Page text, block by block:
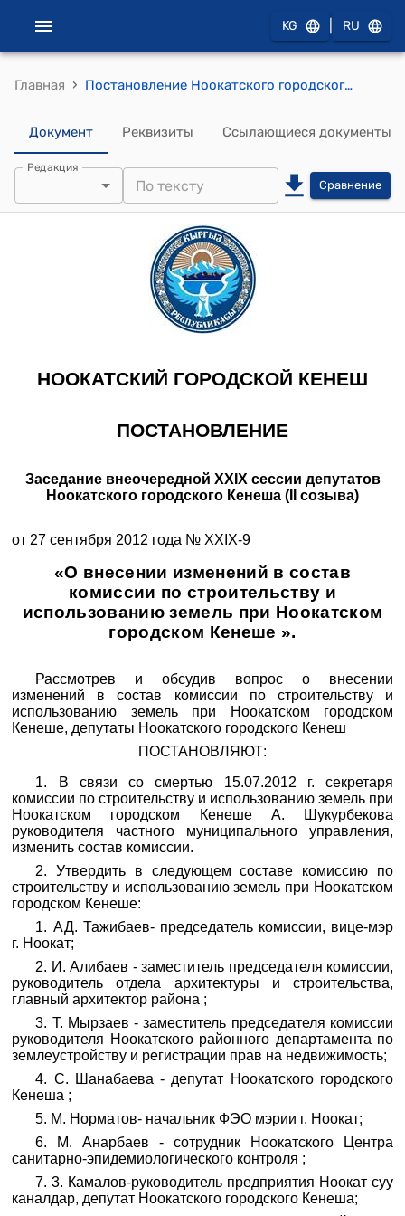
KG RU
Главная › Постановление Ноокатского городского Кенеша от 27 сентября 2012 года № XXIX-9 "«О внесении изменений в состав комиссии по строительству и использованию земель при Ноокатском городском Кенеше »."
Документ Реквизиты Ссылающиеся документы
Редакция
Сравнение